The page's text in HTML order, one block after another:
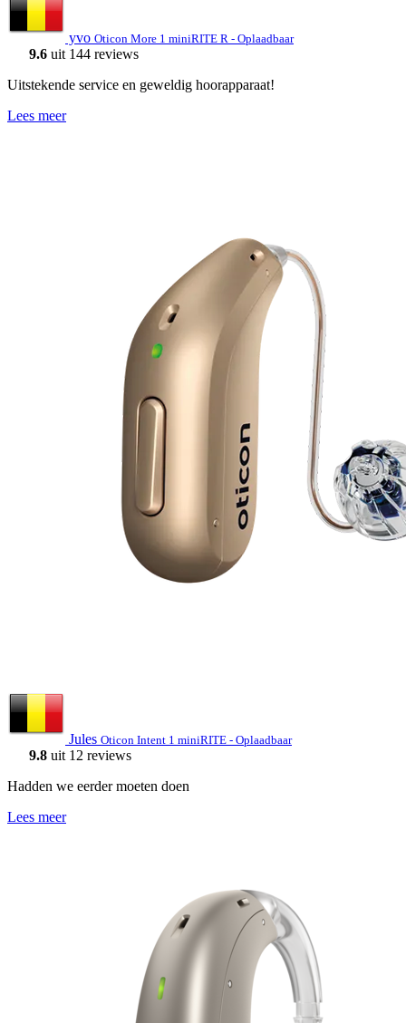
yvo Oticon More 1 miniRITE R - Oplaadbaar
9.6 uit 144 reviews
Uitstekende service en geweldig hoorapparaat!
Lees meer
Jules Oticon Intent 1 miniRITE - Oplaadbaar
9.8 uit 12 reviews
Hadden we eerder moeten doen
Lees meer